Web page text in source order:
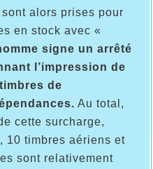
alors prises pour
en stock avec «
signe un arrêté
l’impression de
de
Au total,
cette surcharge,
10 timbres aériens et
sont relativement